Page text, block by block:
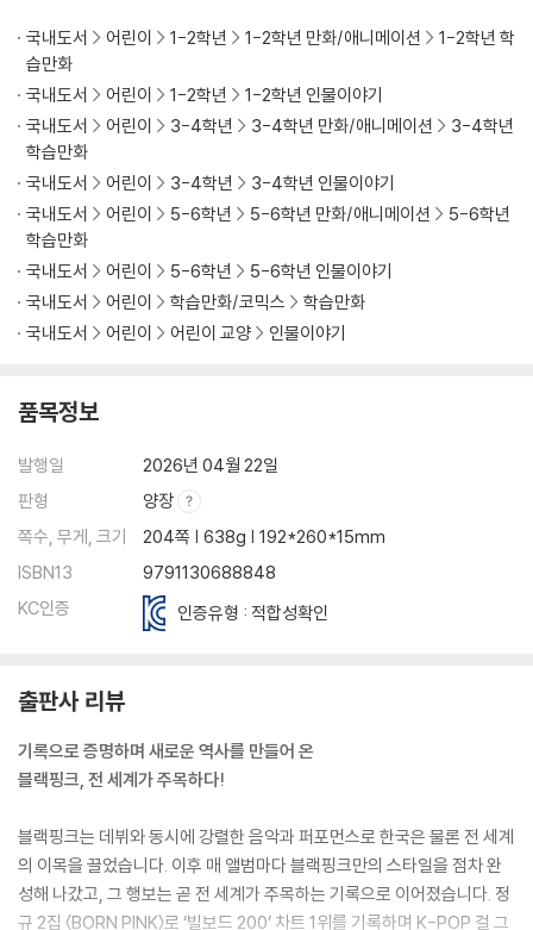
국내도서 어린이 1-2학년 1-2학년 만화/애니메이션
1-2학년 학
습만화
국내도서
어린이 1-2학년
1-2학년 인물이야기
국내도서
어린이 3-4학년 3-4학년 만화/애니메이션
3-4학년
학습만화
국내도서
어린이 3-4학년
3-4학년 인물이야기
국내도서
어린이 5-6학년 5-6학년 만화/애니메이션
5-6학년
학습만화
국내도서
어린이 5-6학년
5-6학년 인물이야기
국내도서
어린이 학습만화/코믹스
학습만화
국내도서
어린이 어린이 교양 인물이야기
품목정보
발행일
2026년 04월 22일
판형
양장
쪽수, 무게, 크기
204쪽 | 638g | 192*260*15mm
ISBN13
9791130688848
KC인증
인증유형 : 적합성확인
출판사 리뷰
기록으로 증명하며 새로운 역사를 만들어 온
블랙핑크, 전 세계가 주목하다!
블랙핑크는 데뷔와 동시에 강렬한 음악과 퍼포먼스로 한국은 물론 전 세계
의 이목을 끌었습니다. 이후 매 앨범마다 블랙핑크만의 스타일을 점차 완
성해 나갔고, 그 행보는 곧 전 세계가 주목하는 기록으로 이어졌습니다. 정
규 2집 〈BORN PINK〉로 ‘빌보드 200’ 차트 1위를 기록하며 K-POP 걸 그